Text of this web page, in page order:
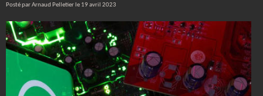
Posté par Arnaud Pelletier le 19 avril 2023